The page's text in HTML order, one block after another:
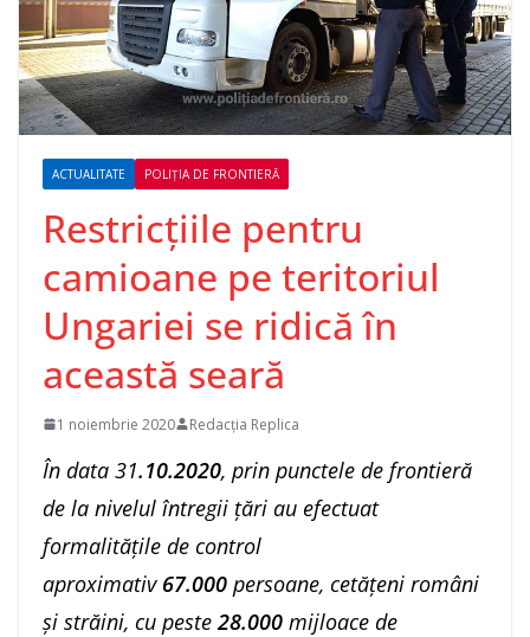
ACTUALITATE POLIȚIA DE FRONTIERĂ
Restricţiile pentru
camioane pe teritoriul
Ungariei se ridică în
această seară
1 noiembrie 2020 Redacția Replica
În data 31.10.2020, prin punctele de frontieră
de la nivelul întregii ţări au efectuat
formalitățile de control
aproximativ67.000 persoane, cetățeni români
și străini, cu peste 28.000 mijloace de